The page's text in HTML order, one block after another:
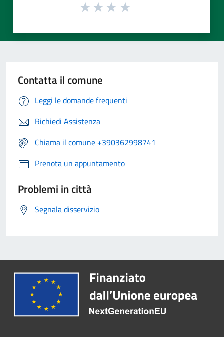
Contatta il comune
Leggi le domande frequenti
Richiedi Assistenza
Chiama il comune +390362998741
Prenota un appuntamento
Problemi in città
Segnala disservizio